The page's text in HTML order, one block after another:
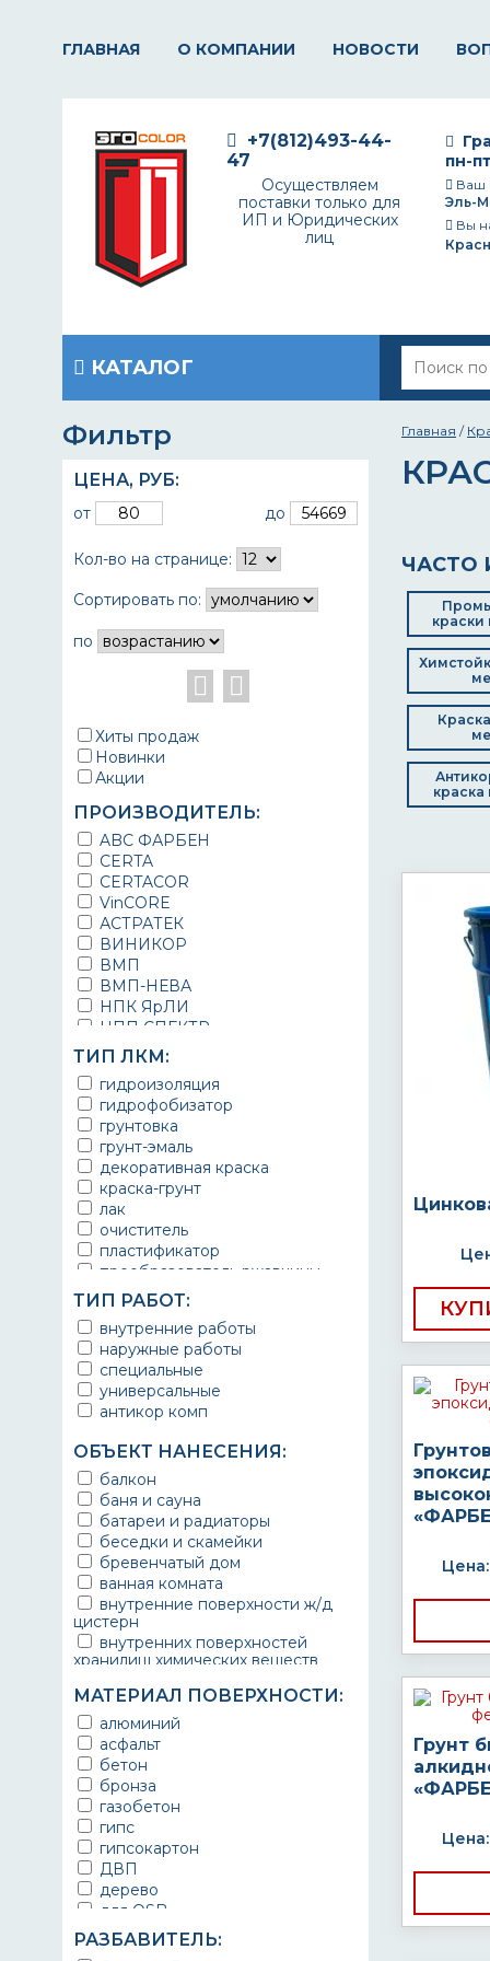
ГЛАВНАЯ О КОМПАНИИ НОВОСТИ
пн-
Ваш
Эль-
Вы
+7(812)493-44-
47
Осуществляем
поставки только для
ИП и Юридических
лиц
КАТАЛОГ
Фильтр
ЦЕНА, РУБ:
от до
Кол-во на странице:
Сортировать по:
по
Хиты продаж
Новинки
Акции
ПРОИЗВОДИТЕЛЬ:
ABC ФАРБЕН
CERTA
CERTACOR
VinCORE
АСТРАТЕК
ВИНИКОР
ВМП
ВМП-НЕВА
НПК ЯрЛИ
НПП СПЕКТР
НПФ ЭМАЛЬ
ТЕРМА
УРЕПЛЕН
ТИП ЛКМ:
гидроизоляция
гидрофобизатор
грунтовка
грунт-эмаль
декоративная краска
краска-грунт
лак
очиститель
пластификатор
преобразователь ржавчины
эмаль
Краска
Покрытие
грунт эмаль
защитное покрытие
ТИП РАБОТ:
внутренние работы
наружные работы
специальные
универсальные
антикор комп
ОБЪЕКТ НАНЕСЕНИЯ:
балкон
баня и сауна
батареи и радиаторы
беседки и скамейки
бревенчатый дом
ванная комната
внутренние поверхности ж/д
цистерн
внутренних поверхностей
хранилищ химических веществ
ворота
выхлопные системы
автомобилей
газопроводы
гараж
гидротехнические сооружения
городской транспорт
грузовые вагоны
двери металлические
детали двигателей
детали машин
для автомобилей
МАТЕРИАЛ ПОВЕРХНОСТИ:
алюминий
асфальт
бетон
бронза
газобетон
гипс
гипсокартон
ДВП
дерево
для OSB
для бетона
для гипса
РАЗБАВИТЕЛЬ:
Главная /
ЧАСТО
краски
краска
Цена:
Грунт
Цена: